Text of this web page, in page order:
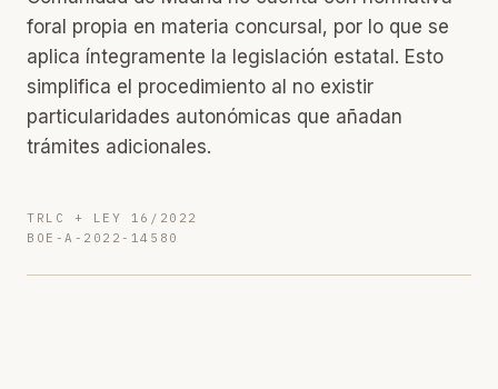
foral propia en materia concursal, por lo que se
aplica íntegramente la legislación estatal. Esto
simplifica el procedimiento al no existir
particularidades autonómicas que añadan
trámites adicionales.
TRLC + LEY 16/2022
BOE-A-2022-14580